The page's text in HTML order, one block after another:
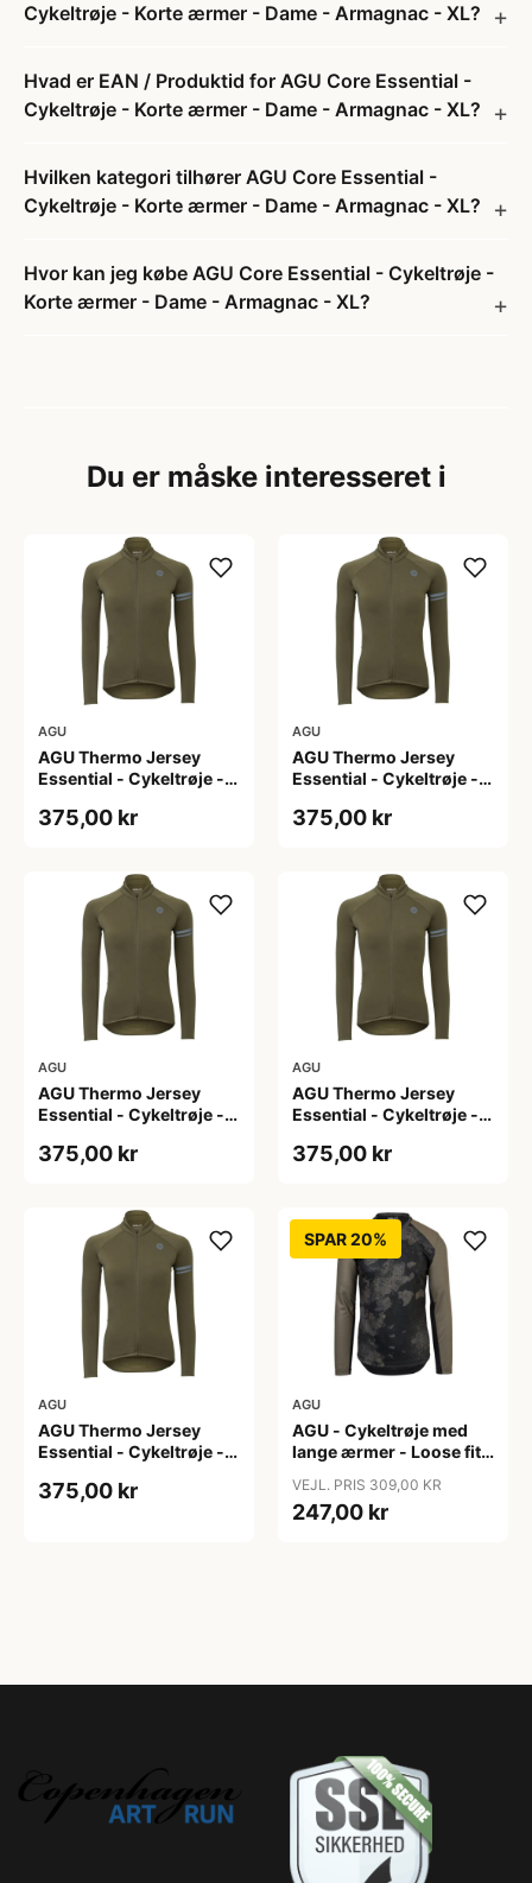
Cykeltrøje - Korte ærmer - Dame - Armagnac - XL?
Hvad er EAN / Produktid for AGU Core Essential -
Cykeltrøje - Korte ærmer - Dame - Armagnac - XL?
Hvilken kategori tilhører AGU Core Essential -
Cykeltrøje - Korte ærmer - Dame - Armagnac - XL?
Hvor kan jeg købe AGU Core Essential - Cykeltrøje -
Korte ærmer - Dame - Armagnac - XL?
Du er måske interesseret i
AGU
AGU Thermo Jersey
Essential - Cykeltrøje -
L
375,00 kr
AGU
AGU Thermo Jersey
Essential - Cykeltrøje -
M
375,00 kr
AGU
AGU Thermo Jersey
Essential - Cykeltrøje -
S
375,00 kr
AGU
AGU Thermo Jersey
Essential - Cykeltrøje -
XL
375,00 kr
AGU
AGU Thermo Jersey
Essential - Cykeltrøje -
XXL
375,00 kr
SPAR 20%
AGU
AGU - Cykeltrøje med
lange ærmer - Loose fit -
VEJL. PRIS 309,00 KR
247,00 kr